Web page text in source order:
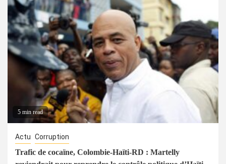
5 min read
Actu Corruption
Trafic de cocaïne, Colombie-Haïti-RD : Martelly